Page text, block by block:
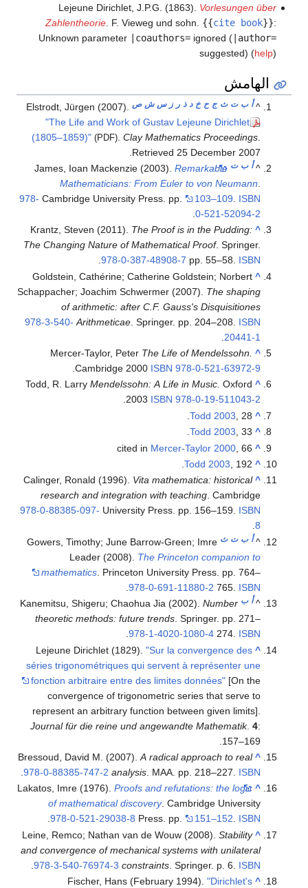
Lejeune Dirichlet, J.P.G. (1863). Vorlesungen über
Zahlentheorie. F. Vieweg und sohn. {{cite book}}:
Unknown parameter
|coauthors=ignored (|author=
suggested) (help)
الهامش
^أ ب ت ث ج ح خ د ذ ر ز س ش ص
Elstrodt, Jürgen (2007).
"The Life and Work of Gustav Lejeune Dirichlet
(1805–1859)" (PDF) .Clay Mathematics Proceedings
Retrieved 25 December 2007
^أ ب ت James, Ioan Mackenzie (2003).Remarkable
Mathematicians: From Euler to von Neumann
Cambridge University Press. pp.
103–109 ISBN
978-
0-521-52094-2
.
^
Krantz, Steven (2011). The Proof is in the Pudding:
The Changing Nature of Mathematical Proof. Springer.
pp. 55–58. ISBN
978-0-387-48908-7
.
^
Goldstein, Cathérine; Catherine Goldstein; Norbert
Schappacher; Joachim Schwermer (2007). The shaping
of arithmetic: after C.F. Gauss's Disquisitiones
Arithmeticae . Springer. pp. 204–208. ISBN
978-3-540-
20441-1
^
Mercer-Taylor, Peter The Life of Mendelssohn.
Cambridge 2000 ISBN 978-0-521-63972-9
.
^
Todd, R. LarryMendelssohn: A Life in Music. Oxford
2003 ISBN 978-0-19-511043-2
.
^
Todd 2003 , 28.
^
Todd 2003, 33.
^
cited in Mercer-Taylor 2000 , 66
^
Todd 2003 , 192.
^
Calinger, Ronald (1996). Vita mathematica: historical
research and integration with teaching. Cambridge
University Press. pp. 156–159. ISBN
978-0-88385-097-
8
.
^أ ب ت ث Gowers, Timothy; June Barrow-Green; Imre
Leader (2008). The Princeton companion to
mathematics . Princeton University Press. pp. 764–
765. ISBN
978-0-691-11880-2
.
^أ ب Kanemitsu, Shigeru; Chaohua Jia (2002).Number
theoretic methods: future trends. Springer. pp. 271–
274. ISBN
978-1-4020-1080-4
.
^
Lejeune Dirichlet (1829)."Sur la convergence des
séries trigonométriques qui servent à représenter une
fonction arbitraire entre des limites données" [On the
convergence of trigonometric series that serve to
represent an arbitrary function between given limits].
Journal für die reine und angewandte Mathematik.4:
157–169.
^
Bressoud, David M. (2007).A radical approach to real
analysis . MAA. pp. 218–227. ISBN
978-0-88385-747-2
.
^
Lakatos, Imre (1976).Proofs and refutations: the logic
of mathematical discovery. Cambridge University
Press. pp.
151–152. ISBN
978-0-521-29038-8
.
^
Leine, Remco; Nathan van de Wouw (2008).Stability
and convergence of mechanical systems with unilateral
constraints . Springer. p. 6. ISBN
978-3-540-76974-3
.
^
Fischer, Hans (February 1994)."Dirichlet's